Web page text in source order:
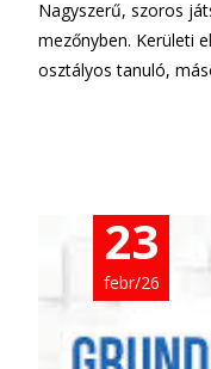
Nagyszerű, szoros
mezőnyben. Kerületi
osztályos tanuló,
23
febr/26